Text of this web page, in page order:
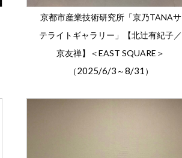
京都市産業技術研究所「京乃TANAサ
テライトギャラリー」【北辻有紀子／
京友禅】＜EAST SQUARE＞
（2025/6/3 ～8/31 ）